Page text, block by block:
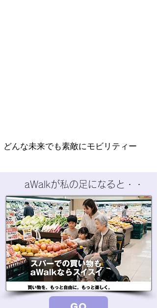
どんな未来でも素敵にモビリティー
aWalkが私の足になると・・